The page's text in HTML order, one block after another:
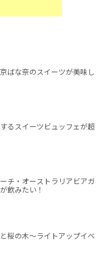
ばな奈のスイーツが美味し
るスイーツビュッフェが超
チ・オーストラリアビアガ
飲みたい！
桜の木～ライトアップイベ